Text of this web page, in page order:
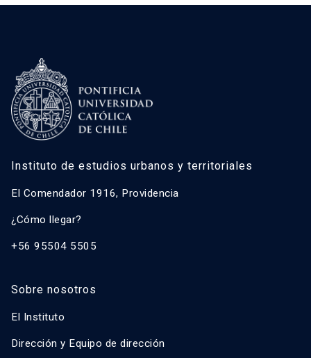
Instituto de estudios urbanos y territoriales
El Comendador 1916, Providencia
¿Cómo llegar?
+56 95504 5505
Sobre nosotros
El Instituto
Dirección y Equipo de dirección